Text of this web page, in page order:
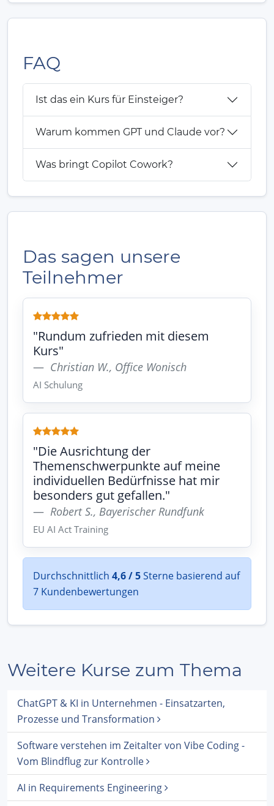
FAQ
Ist das ein Kurs für Einsteiger?
Warum kommen GPT und Claude vor?
Was bringt Copilot Cowork?
Das sagen unsere
Teilnehmer
"Rundum zufrieden mit diesem
Kurs"
Christian W., Office Wonisch
AI Schulung
"Die Ausrichtung der
Themenschwerpunkte auf meine
individuellen Bedürfnisse hat mir
besonders gut gefallen."
Robert S., Bayerischer Rundfunk
EU AI Act Training
Durchschnittlich 4,6 / 5Sterne basierend auf
7 Kundenbewertungen
Weitere Kurse zum Thema
ChatGPT & KI in Unternehmen - Einsatzarten,
Prozesse und Transformation
Software verstehen im Zeitalter von Vibe Coding -
Vom Blindflug zur Kontrolle
AI in Requirements Engineering